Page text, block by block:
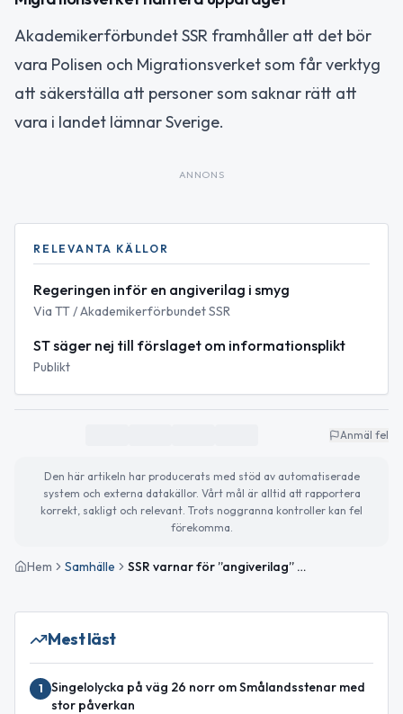
Akademikerförbundet SSR framhåller att det bör
vara Polisen och Migrationsverket som får verktyg
att säkerställa att personer som saknar rätt att
vara i landet lämnar Sverige.
ANNONS
RELEVANTA KÄLLOR
Regeringen inför en angiverilag i smyg
Via TT / Akademikerförbundet SSR
ST säger nej till förslaget om informationsplikt
Publikt
Anmäl fel
Den här artikeln har producerats med stöd av automatiserade
system och externa datakällor. Vårt mål är alltid att rapportera
korrekt, sakligt och relevant. Trots noggranna kontroller kan fel
förekomma.
Hem Samhälle SSR varnar för ”angiverilag” när regeringen går vidare med informationsplikt
Mest läst
1
Singelolycka på väg 26 norr om Smålandsstenar med
stor påverkan